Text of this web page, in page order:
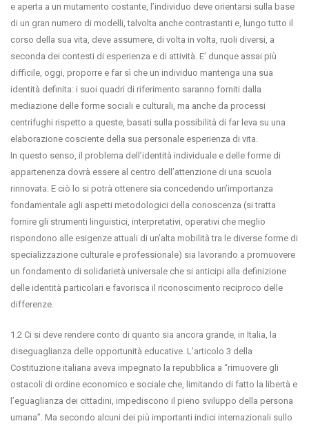
e aperta a un mutamento costante, l’individuo deve orientarsi sulla base
di un gran numero di modelli, talvolta anche contrastanti e, lungo tutto il
corso della sua vita, deve assumere, di volta in volta, ruoli diversi, a
seconda dei contesti di esperienza e di attività. E’ dunque assai più
difficile, oggi, proporre e far sì che un individuo mantenga una sua
identità definita: i suoi quadri di riferimento saranno forniti dalla
mediazione delle forme sociali e culturali, ma anche da processi
centrifughi rispetto a queste, basati sulla possibilità di far leva su una
elaborazione cosciente della sua personale esperienza di vita.
In questo senso, il problema dell’identità individuale e delle forme di
appartenenza dovrà essere al centro dell’attenzione di una scuola
rinnovata. E ciò lo si potrà ottenere sia concedendo un’importanza
fondamentale agli aspetti metodologici della conoscenza (si tratta
fornire gli strumenti linguistici, interpretativi, operativi che meglio
rispondono alle esigenze attuali di un’alta mobilità tra le diverse forme di
specializzazione culturale e professionale) sia lavorando a promuovere
un fondamento di solidarietà universale che si anticipi alla definizione
delle identità particolari e favorisca il riconoscimento reciproco delle
differenze.
1.2 Ci si deve rendere conto di quanto sia ancora grande, in Italia, la
diseguaglianza delle opportunità educative. L’articolo 3 della
Costituzione italiana aveva impegnato la repubblica a “rimuovere gli
ostacoli di ordine economico e sociale che, limitando di fatto la libertà e
l’eguaglianza dei cittadini, impediscono il pieno sviluppo della persona
umana”. Ma secondo alcuni dei più importanti indici internazionali sullo